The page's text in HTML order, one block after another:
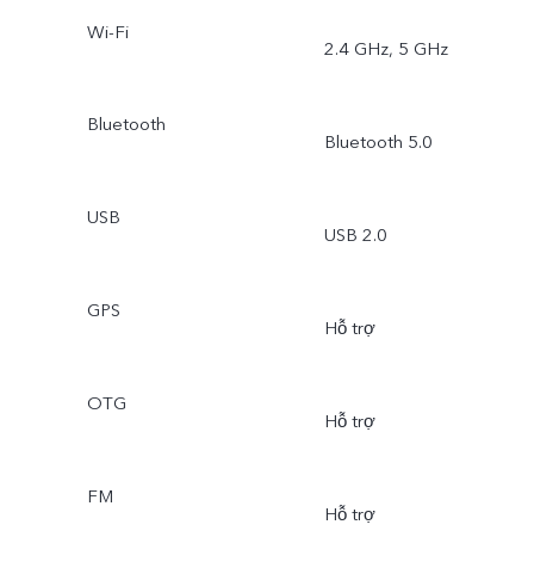
Wi-Fi
2.4 GHz, 5 GHz
Bluetooth
Bluetooth 5.0
USB
USB 2.0
GPS
Hỗ trợ
OTG
Hỗ trợ
FM
Hỗ trợ